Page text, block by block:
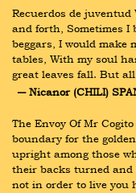
Recuerdos de
and forth, Sometimes I
beggars, I would make
tables, With my soul
great leaves fall. But
― Nicanor (CHILI)
The Envoy Of Mr
boundary for the
upright among those
their backs turned and
not in order to live you